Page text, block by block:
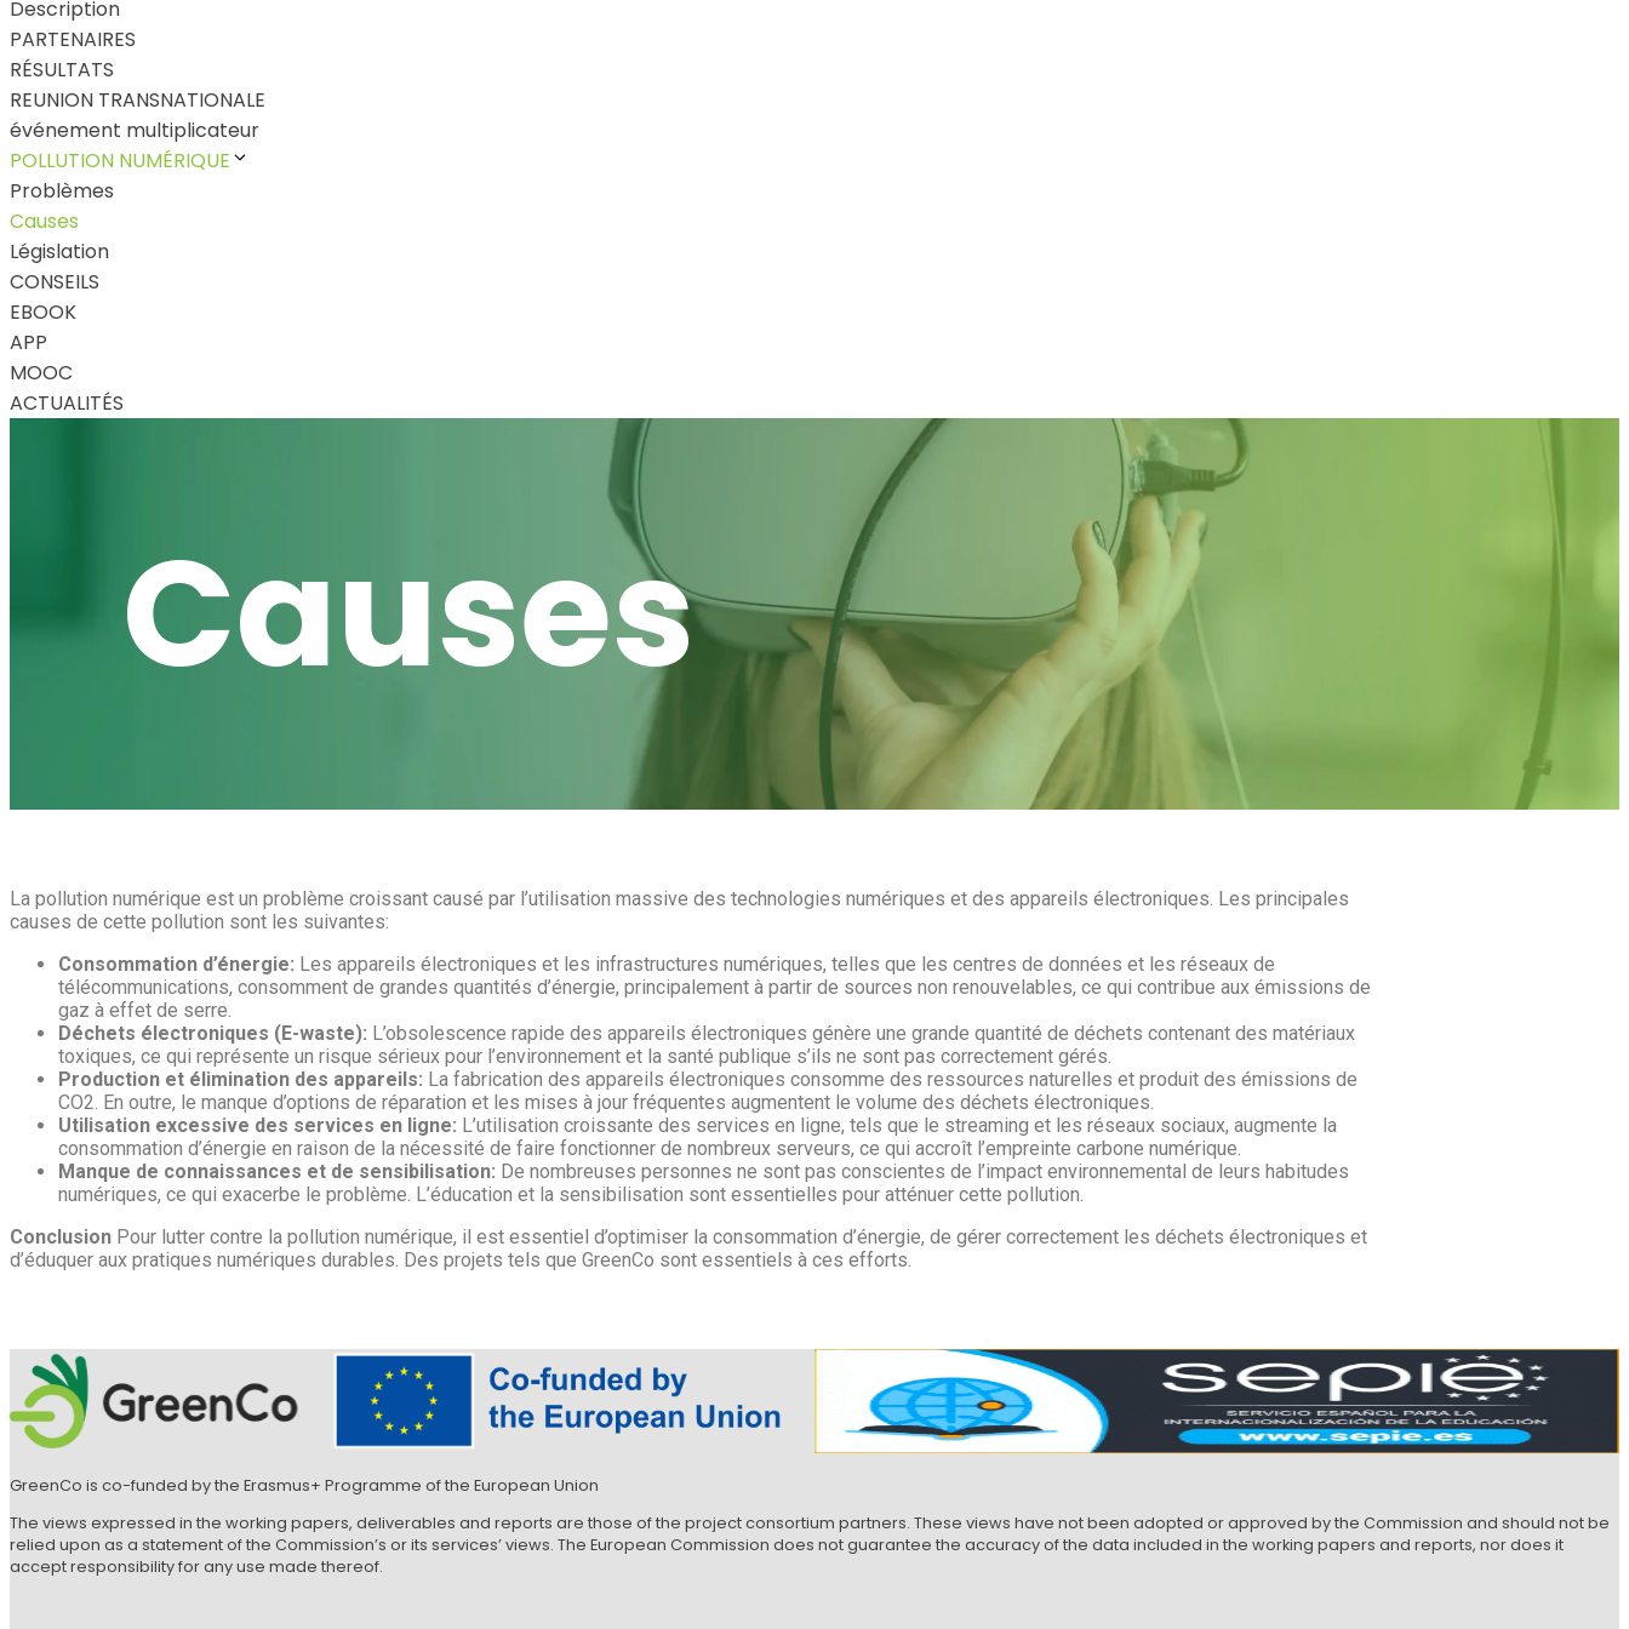
Description
PARTENAIRES
RÉSULTATS
REUNION TRANSNATIONALE
événement multiplicateur
POLLUTION NUMÉRIQUE
Problèmes
Causes
Législation
CONSEILS
EBOOK
APP
MOOC
ACTUALITÉS
Causes
La pollution numérique est un problème croissant causé par l’utilisation massive des technologies numériques et des appareils électroniques. Les principales
causes de cette pollution sont les suivantes:
Consommation d’énergie: Les appareils électroniques et les infrastructures numériques, telles que les centres de données et les réseaux de
télécommunications, consomment de grandes quantités d’énergie, principalement à partir de sources non renouvelables, ce qui contribue aux émissions de
gaz à effet de serre.
Déchets électroniques (E-waste): L’obsolescence rapide des appareils électroniques génère une grande quantité de déchets contenant des matériaux
toxiques, ce qui représente un risque sérieux pour l’environnement et la santé publique s’ils ne sont pas correctement gérés.
Production et élimination des appareils: La fabrication des appareils électroniques consomme des ressources naturelles et produit des émissions de
CO2. En outre, le manque d’options de réparation et les mises à jour fréquentes augmentent le volume des déchets électroniques.
Utilisation excessive des services en ligne: L’utilisation croissante des services en ligne, tels que le streaming et les réseaux sociaux, augmente la
consommation d’énergie en raison de la nécessité de faire fonctionner de nombreux serveurs, ce qui accroît l’empreinte carbone numérique.
Manque de connaissances et de sensibilisation: De nombreuses personnes ne sont pas conscientes de l’impact environnemental de leurs habitudes
numériques, ce qui exacerbe le problème. L’éducation et la sensibilisation sont essentielles pour atténuer cette pollution.
Conclusion Pour lutter contre la pollution numérique, il est essentiel d’optimiser la consommation d’énergie, de gérer correctement les déchets électroniques et
d’éduquer aux pratiques numériques durables. Des projets tels que GreenCo sont essentiels à ces efforts.
GreenCo is co-funded by the Erasmus+ Programme of the European Union
The views expressed in the working papers, deliverables and reports are those of the project consortium partners. These views have not been adopted or approved by the Commission and should not be
relied upon as a statement of the Commission’s or its services’ views. The European Commission does not guarantee the accuracy of the data included in the working papers and reports, nor does it
accept responsibility for any use made thereof.